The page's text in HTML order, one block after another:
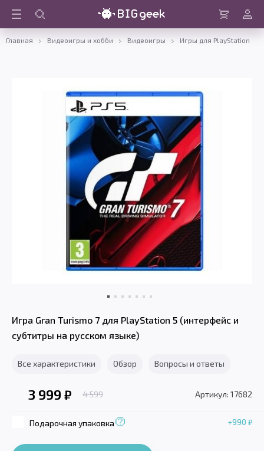
Войти
Главная Видеоигры и хобби Видеоигры Игры для PlayStation
Игра Gran Turismo 7 для PlayStation 5 (интерфейс и
субтитры на русском языке)
Все характеристики Обзор Вопросы и ответы
3 999 ₽ 4 599 Артикул: 17682
Подарочная упаковка +990 ₽